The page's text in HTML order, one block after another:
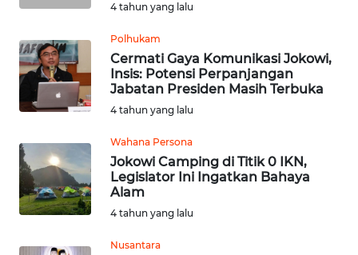
4 tahun yang lalu
Polhukam
Cermati Gaya Komunikasi Jokowi,
Insis: Potensi Perpanjangan
Jabatan Presiden Masih Terbuka
4 tahun yang lalu
Wahana Persona
Jokowi Camping di Titik 0 IKN,
Legislator Ini Ingatkan Bahaya
Alam
4 tahun yang lalu
Nusantara
LANGKAT
WN
TAPANULI
SELATAN
TANJUNG
LESUNG
WN